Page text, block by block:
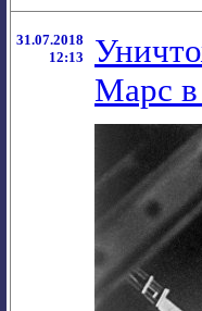
31.07.2018
12:13
Марс